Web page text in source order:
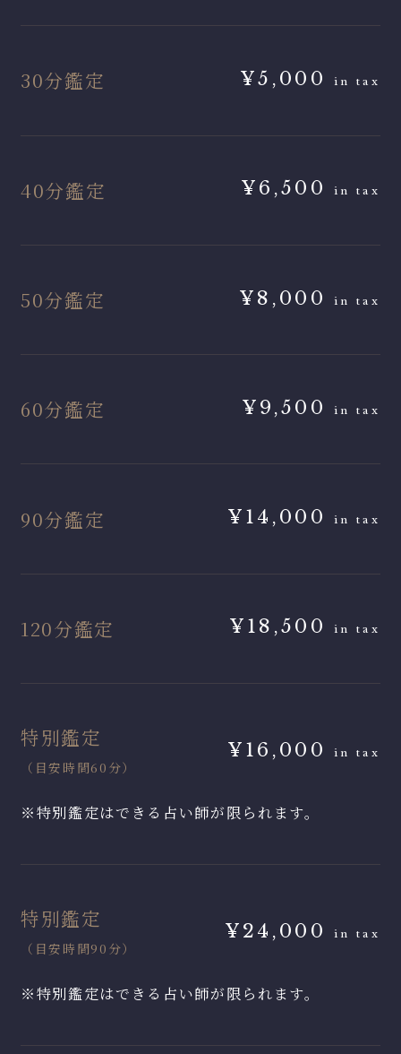
30分鑑定 ¥5,000in tax
40分鑑定 ¥6,500in tax
50分鑑定 ¥8,000in tax
60分鑑定 ¥9,500in tax
90分鑑定 ¥14,000in tax
120分鑑定 ¥18,500in tax
特別鑑定
（目安時間60分）
¥16,000in tax
※特別鑑定はできる占い師が限られます。
特別鑑定
（目安時間90分）
¥24,000in tax
※特別鑑定はできる占い師が限られます。